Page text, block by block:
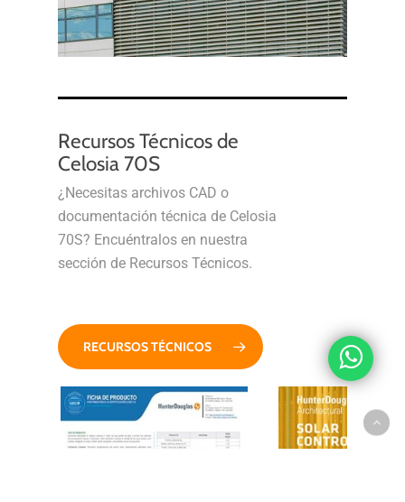
Recursos Técnicos de
Celosia 70S
¿Necesitas archivos CAD o
documentación técnica de Celosia
70S? Encuéntralos en nuestra
sección de Recursos Técnicos.
RECURSOS TÉCNICOS